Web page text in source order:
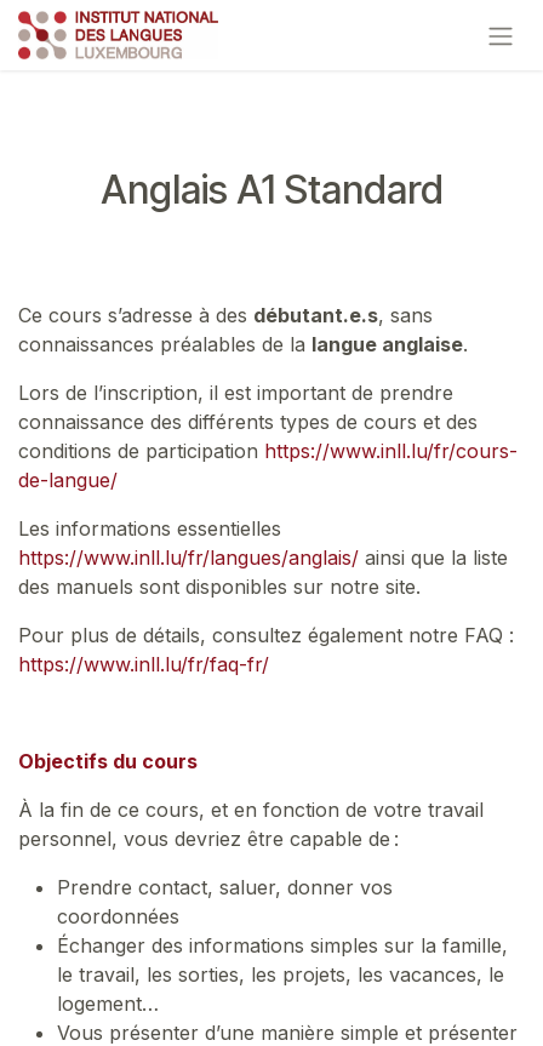
Se rendre au contenu
Anglais A1 Standard
Ce cours s’adresse à des débutant.e.s, sans
connaissances préalables de la langue anglaise.
Lors de l’inscription, il est important de prendre
connaissance des différents types de cours et des
conditions de participation https://www.inll.lu/fr/cours-
de-langue/
Les informations essentielles
https://www.inll.lu/fr/langues/anglais/ ainsi que la liste
des manuels sont disponibles sur notre site.
Pour plus de détails, consultez également notre FAQ :
https://www.inll.lu/fr/faq-fr/
Objectifs du cours
À la fin de ce cours, et en fonction de votre travail
personnel, vous devriez être capable de :
Prendre contact, saluer, donner vos
coordonnées
Échanger des informations simples sur la famille,
le travail, les sorties, les projets, les vacances, le
logement…
Vous présenter d’une manière simple et présenter